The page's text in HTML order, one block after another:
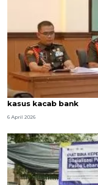
Tiga TNI didakwa
kasus kacab bank
6 April 2026